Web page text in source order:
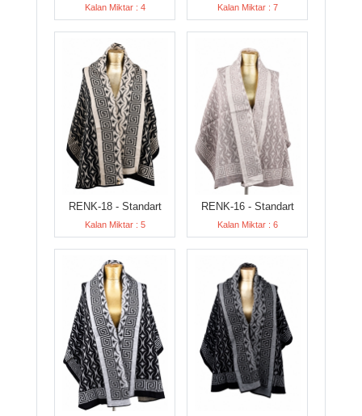
Kalan Miktar : 4 Kalan Miktar : 7
RENK-18 - Standart
Kalan Miktar : 5
RENK-16 - Standart
Kalan Miktar : 6